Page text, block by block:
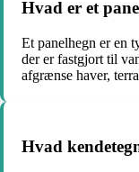
Hvad er et
Et panelhegn er en
der er fastgjort til
afgrænse haver,
Hvad